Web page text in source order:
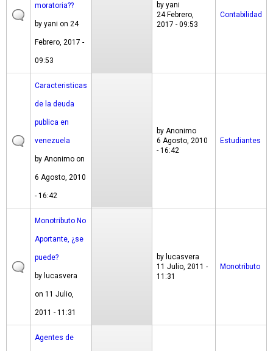
moratoria??
by yani on 24
Febrero, 2017 -
09:53
by yani
24 Febrero,
2017 - 09:53
Contabilidad
Caracteristicas
de la deuda
publica en
venezuela
by Anonimo on
6 Agosto, 2010
- 16:42
by Anonimo
6 Agosto, 2010
- 16:42
Estudiantes
Monotributo No
Aportante, ¿se
puede?
by lucasvera
on 11 Julio,
2011 - 11:31
by lucasvera
11 Julio, 2011 -
11:31
Monotributo
Agentes de